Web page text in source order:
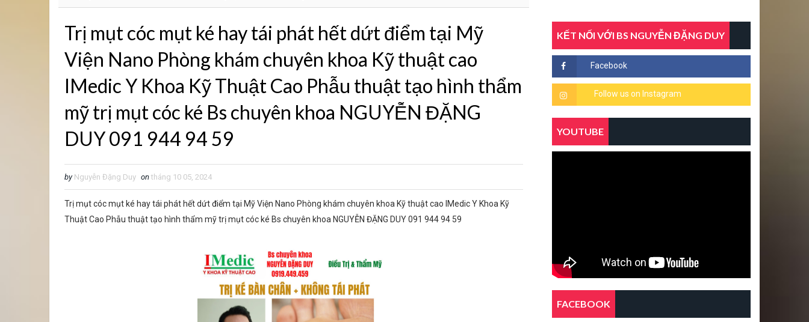
Trị mụt cóc mụt ké hay tái phát hết dứt điểm tại Mỹ
Viện Nano Phòng khám chuyên khoa Kỹ thuật cao
IMedic Y Khoa Kỹ Thuật Cao Phẫu thuật tạo hình thẩm
mỹ trị mụt cóc ké Bs chuyên khoa NGUYỄN ĐẶNG
DUY 091 944 94 59
by Nguyễn Đặng Duy on tháng 10 05, 2024
Trị mụt cóc mụt ké hay tái phát hết dứt điểm tại Mỹ Viện Nano Phòng khám chuyên khoa Kỹ thuật cao IMedic Y Khoa Kỹ
Thuật Cao Phẫu thuật tạo hình thẩm mỹ trị mụt cóc ké Bs chuyên khoa NGUYỄN ĐẶNG DUY 091 944 94 59
KẾT NỐI VỚI BS NGUYỄN ĐẶNG DUY
YOUTUBE
FACEBOOK